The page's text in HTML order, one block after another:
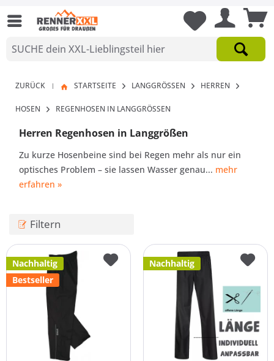
ZURÜCK | STARTSEITE LANGGRÖSSEN HERREN
HOSEN REGENHOSEN IN LANGGRÖSSEN
Herren Regenhosen in Langgrößen
Zu kurze Hosenbeine sind bei Regen mehr als nur ein
optisches Problem – sie lassen Wasser genau... mehr
erfahren »
Filtern
Nachhaltig
Bestseller
Nachhaltig